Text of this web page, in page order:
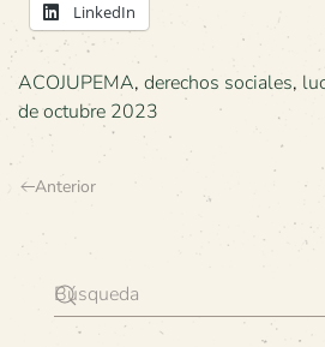
LinkedIn
ACOJUPEMA, derechos sociales,
de octubre 2023
Anterior